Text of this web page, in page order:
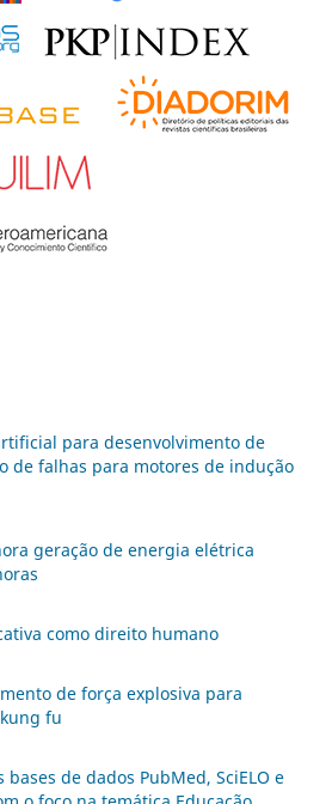
para desenvolvimento de
de falhas para motores de indução
geração de energia elétrica
como direito humano
de força explosiva para
fu
de dados PubMed, SciELO e